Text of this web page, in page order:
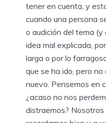
tener en cuenta, y
cuando una persona
o audición del tema
idea mal explicada,
larga o por lo
que se ha ido, pero
nuevo. Pensemos en
¿acaso no nos
distraemos?